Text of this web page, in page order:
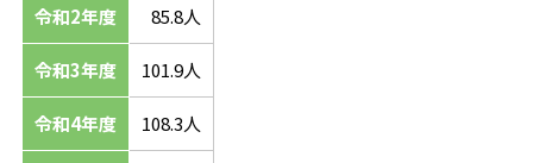
令和2年度 85.8人
令和3年度 101.9人
令和4年度 108.3人